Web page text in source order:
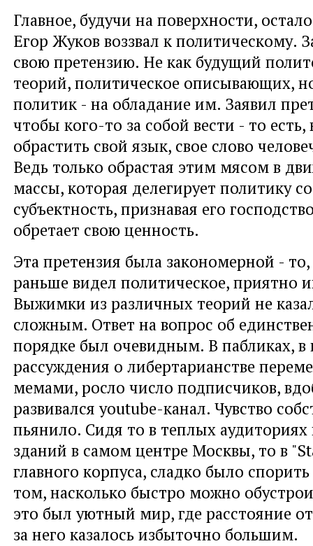
Главное, будучи на поверхности,
Егор Жуков воззвал к политическому.
свою претензию. Не как будущий
теорий, политическое описывающих,
политик - на обладание им. Заявил
чтобы кого-то за собой вести - то
обрастить свой язык, свое слово
Ведь только обрастая этим мясом в
массы, которая делегирует политику
субъектность, признавая его
обретает свою ценность.
Эта претензия была закономерной -
раньше видел политическое, приятно
Выжимки из различных теорий не
сложным. Ответ на вопрос об
порядке был очевидным. В пабликах, в
рассуждения о либертарианстве
мемами, росло число подписчиков,
развивался youtube-канал. Чувство
пьянило. Сидя то в теплых
зданий в самом центре Москвы, то в
главного корпуса, сладко было
том, насколько быстро можно
это был уютный мир, где расстояние
за него казалось избыточно большим.